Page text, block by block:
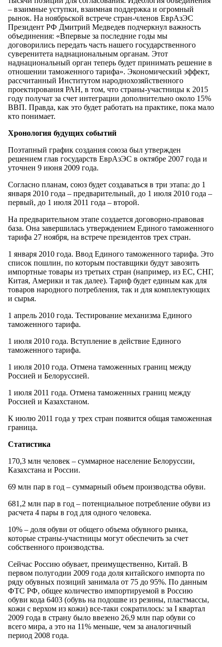
– взаимные уступки, взаимная поддержка и огромный
рынок. На ноябрьской встрече стран-членов ЕврАзЭС
Президент РФ Дмитрий Медведев подчеркнул важность
объединения: «Впервые за последние годы мы
договорились передать часть нашего государственного
суверенитета наднациональным органам. Этот
наднациональный орган теперь будет принимать решение в
отношении таможенного тарифа». Экономический эффект,
рассчитанный Институтом народнохозяйственного
проектирования РАН, в том, что страны-участницы к 2015
году получат за счет интеграции дополнительно около 15%
ВВП. Правда, как это будет работать на практике, пока мало
кто понимает.
Хронология будущих событий
Поэтапный график создания союза был утвержден
решением глав государств ЕврАзЭС в октябре 2007 года и
уточнен 9 июня 2009 года.
Согласно планам, союз будет создаваться в три этапа: до 1
января 2010 года – предварительный, до 1 июля 2010 года –
первый, до 1 июля 2011 года – второй.
На предварительном этапе создается договорно-правовая
база. Она завершилась утверждением Единого таможенного
тарифа 27 ноября, на встрече президентов трех стран.
1 января 2010 года. Ввод Единого таможенного тарифа. Это
список пошлин, по которым поставщики будут завозить
импортные товары из третьих стран (например, из ЕС, СНГ,
Китая, Америки и так далее). Тариф будет единым как для
товаров народного потребления, так и для комплектующих
и сырья.
1 апрель 2010 года. Тестирование механизма Единого
таможенного тарифа.
1 июля 2010 года. Вступление в действие Единого
таможенного тарифа.
1 июля 2010 года. Отмена таможенных границ между
Россией и Белоруссией.
1 июля 2011 года. Отмена таможенных границ между
Россией и Казахстаном.
К июлю 2011 года у трех стран появится общая таможенная
граница.
Статистика
170,3 млн человек – суммарное население Белоруссии,
Казахстана и России.
69 млн пар в год – суммарный объем производства обуви.
681,2 млн пар в год – потенциальное потребление обуви из
расчета 4 пары в год для одного человека.
10% – доля обуви от общего объема обувного рынка,
которые страны-участницы могут обеспечить за счет
собственного производства.
Сейчас Россию обувает, преимущественно, Китай. В
первом полугодии 2009 года доля китайского импорта по
ряду обувных позиций занимала от 75 до 95%. По данным
ФТС РФ, общее количество импортируемой в Россию
обуви кода 6403 (обувь на подошве из резины, пластмассы,
кожи с верхом из кожи) все-таки сократилось: за I квартал
2009 года в страну было ввезено 26,9 млн пар обуви со
всего мира, а это на 11% меньше, чем за аналогичный
период 2008 года.